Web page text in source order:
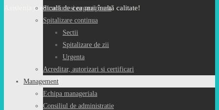
Asistența medicală de cea mai înaltă calitate!
Structura si organigrama
Spitalizare continua
Sectii
Spitalizare de zii
Urgenta
Acreditar, autorizari si certificari
Management
Echipa manageriala
Consiliul de administratie